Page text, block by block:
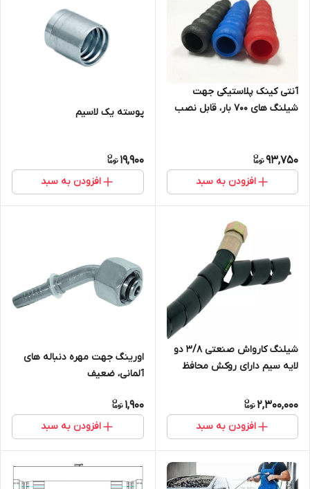
آنتی کینک پلاستیکی جهت
شیلنگ های 700 بار، قابل نصب
93,750
افزودن به سبد
پوسته یک لاسیم
19,900
افزودن به سبد
شیلنگ کارواش صنعتی 3/8 دو
لایه سیم دارای روکش محافظ
هیدرواستاتیک
2,300,000
افزودن به سبد
اورینگ جهت مهره دنباله های
آلمانی، ضعیف
1,900
افزودن به سبد